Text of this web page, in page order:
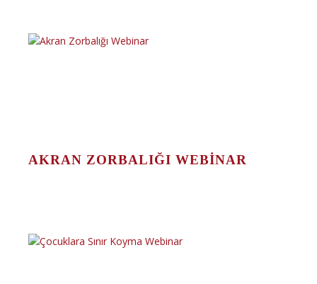
AKRAN ZORBALIĞI WEBINAR